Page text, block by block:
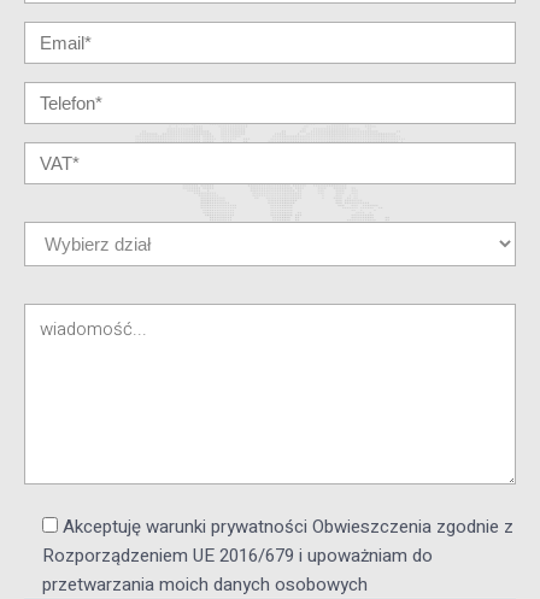
Akceptuję warunki prywatności Obwieszczenia zgodnie z
Rozporządzeniem UE 2016/679 i upoważniam do
przetwarzania moich danych osobowych